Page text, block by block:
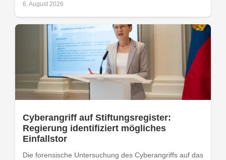
6. August 2026
Cyberangriff auf Stiftungsregister:
Regierung identifiziert mögliches
Einfallstor
Die forensische Untersuchung des Cyberangriffs auf das